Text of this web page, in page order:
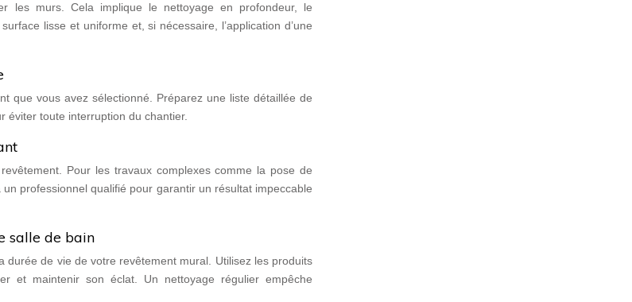
les murs. Cela implique le nettoyage en profondeur, le
lisse et uniforme et, si nécessaire, l’application d’une
que vous avez sélectionné. Préparez une liste détaillée de
éviter toute interruption du chantier.
Pour les travaux complexes comme la pose de
professionnel qualifié pour garantir un résultat impeccable
salle de bain
de vie de votre revêtement mural. Utilisez les produits
et maintenir son éclat. Un nettoyage régulier empêche